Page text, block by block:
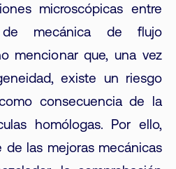
microscópicas entre
mecánica de flujo
mencionar que, una vez
existe un riesgo
consecuencia de la
homólogas. Por ello,
las mejoras mecánicas